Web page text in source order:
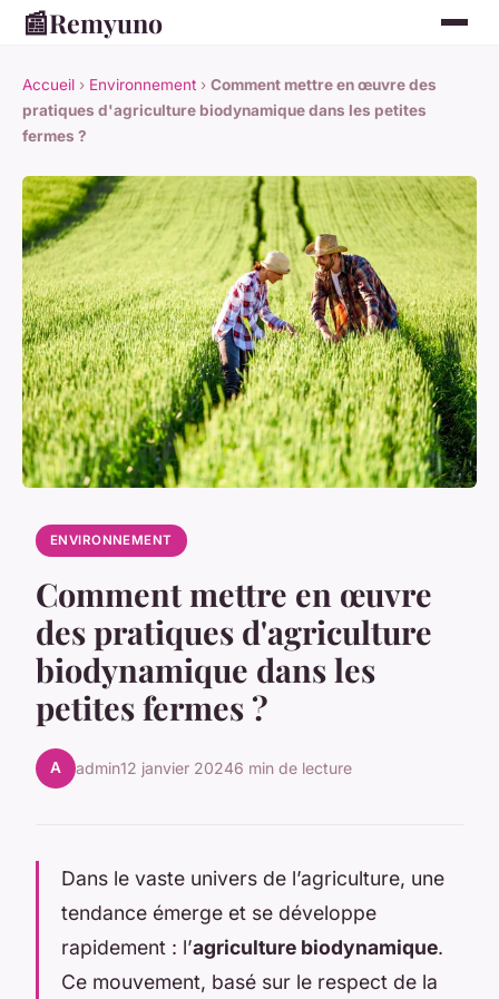
📰Remyuno
Accueil › Environnement › Comment mettre en œuvre des
pratiques d'agriculture biodynamique dans les petites
fermes ?
ENVIRONNEMENT
Comment mettre en œuvre
des pratiques d'agriculture
biodynamique dans les
petites fermes ?
A admin12 janvier 20246 min de lecture
Dans le vaste univers de l’agriculture, une
tendance émerge et se développe
rapidement : l’agriculture biodynamique.
Ce mouvement, basé sur le respect de la